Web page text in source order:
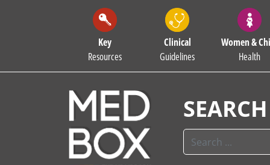
Key
Resources
Clinical
Guidelines
Women &
Health